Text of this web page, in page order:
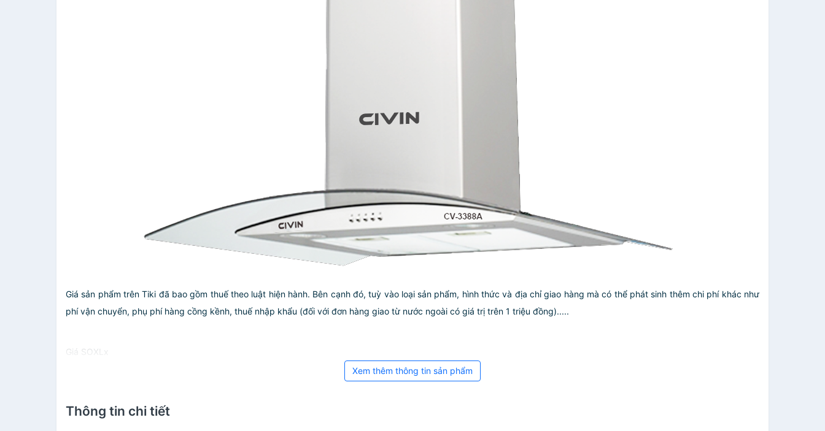
Giá sản phẩm trên Tiki đã bao gồm thuế theo luật hiện hành. Bên cạnh đó, tuỳ vào loại sản phẩm, hình thức và địa chỉ giao hàng mà có thể phát sinh thêm chi phí khác như
phí vận chuyển, phụ phí hàng cồng kềnh, thuế nhập khẩu (đối với đơn hàng giao từ nước ngoài có giá trị trên 1 triệu đồng).....
Giá SOXLx
Xem thêm thông tin sản phẩm
Thông tin chi tiết